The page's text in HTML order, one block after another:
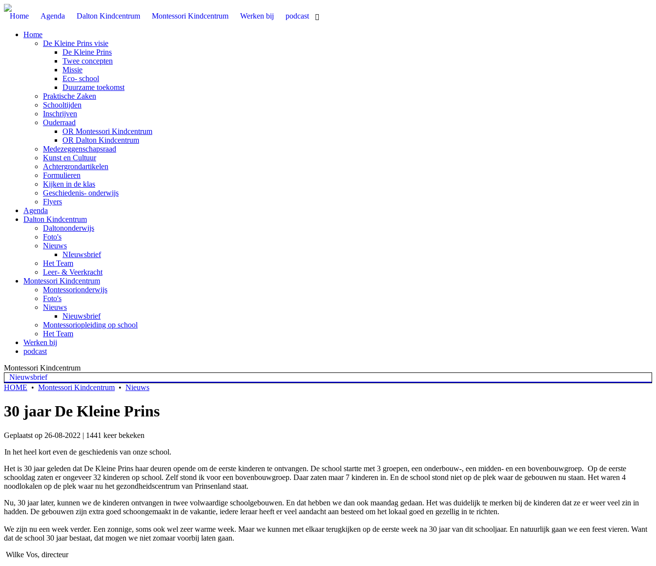
Home Agenda Dalton Kindcentrum Montessori Kindcentrum Werken bij podcast 
Home
De Kleine Prins visie
De Kleine Prins
Twee concepten
Missie
Eco- school
Duurzame toekomst
Praktische Zaken
Schooltijden
Inschrijven
Ouderraad
OR Montessori Kindcentrum
OR Dalton Kindcentrum
Medezeggenschapsraad
Kunst en Cultuur
Achtergrondartikelen
Formulieren
Kijken in de klas
Geschiedenis- onderwijs
Flyers
Agenda
Dalton Kindcentrum
Daltononderwijs
Foto's
Nieuws
NIeuwsbrief
Het Team
Leer- & Veerkracht
Montessori Kindcentrum
Montessorionderwijs
Foto's
Nieuws
Nieuwsbrief
Montessoriopleiding op school
Het Team
Werken bij
podcast
Montessori Kindcentrum
Nieuwsbrief
HOME • Montessori Kindcentrum • Nieuws
30 jaar De Kleine Prins
Geplaatst op 26-08-2022 | 1441 keer bekeken
In het heel kort even de geschiedenis van onze school.
Het is 30 jaar geleden dat De Kleine Prins haar deuren opende om de eerste kinderen te ontvangen. De school startte met 3 groepen, een onderbouw-, een midden- en een bovenbouwgroep. Op de eerste
schooldag zaten er ongeveer 32 kinderen op school. Zelf stond ik voor een bovenbouwgroep. Daar zaten maar 7 kinderen in. En de school stond niet op de plek waar de gebouwen nu staan. Het waren 4
noodlokalen op de plek waar nu het gezondheidscentrum van Prinsenland staat.
Nu, 30 jaar later, kunnen we de kinderen ontvangen in twee volwaardige schoolgebouwen. En dat hebben we dan ook maandag gedaan. Het was duidelijk te merken bij de kinderen dat ze er weer veel zin in
hadden. De gebouwen zijn extra goed schoongemaakt in de vakantie, iedere leraar heeft er veel aandacht aan besteed om het lokaal goed en gezellig in te richten.
We zijn nu een week verder. Een zonnige, soms ook wel zeer warme week. Maar we kunnen met elkaar terugkijken op de eerste week na 30 jaar van dit schooljaar. En natuurlijk gaan we een feest vieren. Want
dat de school 30 jaar bestaat, dat mogen we niet zomaar voorbij laten gaan.
Wilke Vos, directeur